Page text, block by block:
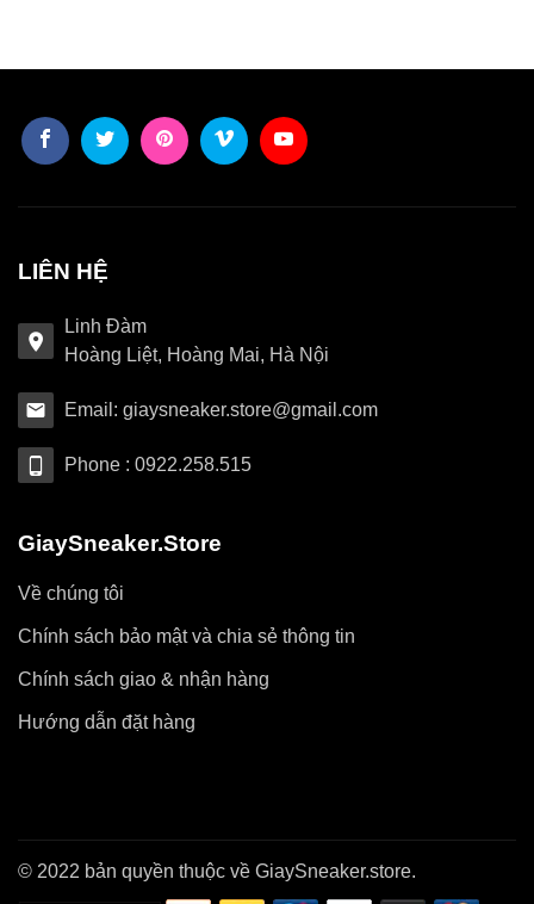
LIÊN HỆ
Linh Đàm
Hoàng Liệt, Hoàng Mai, Hà Nội
Email: giaysneaker.store@gmail.com
Phone : 0922.258.515
GiaySneaker.Store
Về chúng tôi
Chính sách bảo mật và chia sẻ thông tin
Chính sách giao & nhận hàng
Hướng dẫn đặt hàng
© 2022 bản quyền thuộc về GiaySneaker.store.